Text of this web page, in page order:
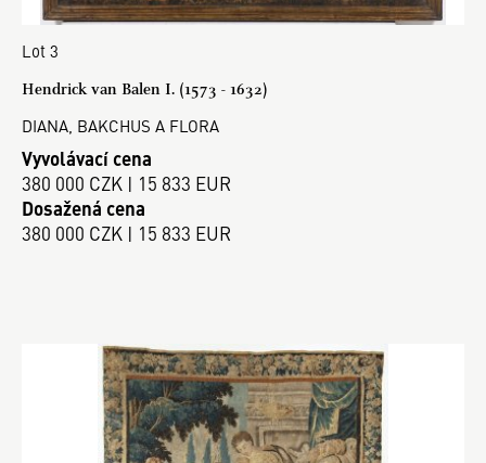
Lot 3
Hendrick van Balen I. (1573 - 1632)
DIANA, BAKCHUS A FLORA
Vyvolávací cena
380 000 CZK | 15 833 EUR
Dosažená cena
380 000 CZK | 15 833 EUR